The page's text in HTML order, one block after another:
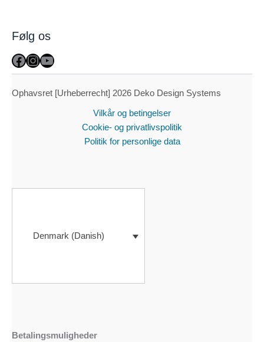
Følg os
Facebook
Instagram
YouTube
Ophavsret [Urheberrecht] 2026 Deko Design Systems
Vilkår og betingelser
Cookie- og privatlivspolitik
Politik for personlige data
Denmark (Danish)
Betalingsmuligheder